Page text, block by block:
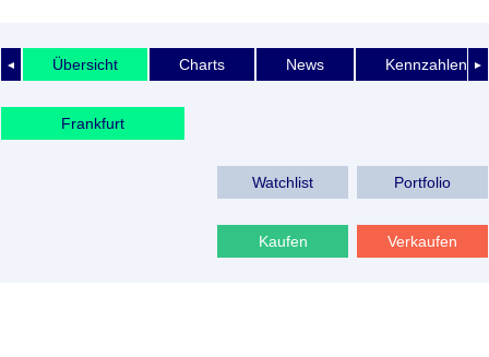
◄ ►
Übersicht Charts News Kennzahlen
Frankfurt
Watchlist Portfolio
Kaufen Verkaufen